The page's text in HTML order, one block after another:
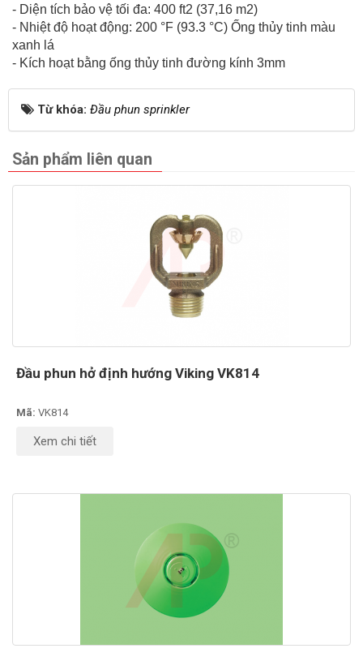
- Diện tích bảo vệ tối đa: 400 ft2 (37,16 m2)
- Nhiệt độ hoạt động: 200 °F (93.3 °C) Ống thủy tinh màu
xanh lá
- Kích hoạt bằng ống thủy tinh đường kính 3mm
Từ khóa: Đầu phun sprinkler
Sản phẩm liên quan
Đầu phun hở định hướng Viking VK814
Mã: VK814
Xem chi tiết